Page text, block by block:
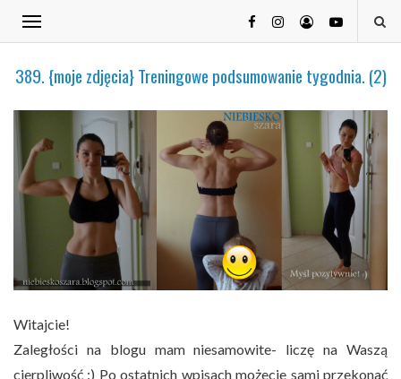
389. {moje zdjęcia} Treningowe podsumowanie tygodnia. (2)
Witajcie!
Zaległości na blogu mam niesamowite- liczę na Waszą
cierpliwość :) Po ostatnich wpisach możecie sami przekonać